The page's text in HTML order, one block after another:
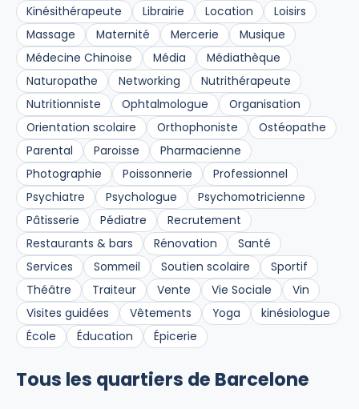
Kinésithérapeute
Librairie Location
Loisirs
Massage
Maternité Mercerie
Musique
Médecine Chinoise
Média
Médiathèque
Naturopathe
Networking
Nutrithérapeute
Nutritionniste
Ophtalmologue
Organisation
Orientation scolaire
Orthophoniste
Ostéopathe
Parental
Paroisse
Pharmacienne
Photographie
Poissonnerie
Professionnel
Psychiatre
Psychologue
Psychomotricienne
Pâtisserie
Pédiatre
Recrutement
Restaurants & bars
Rénovation
Santé
Services
Sommeil Soutien scolaire
Sportif
Théâtre
Traiteur Vente Vie Sociale
Vin
Visites guidées
Vêtements Yoga
kinésiologue
École
Éducation Épicerie
Tous les quartiers de Barcelone